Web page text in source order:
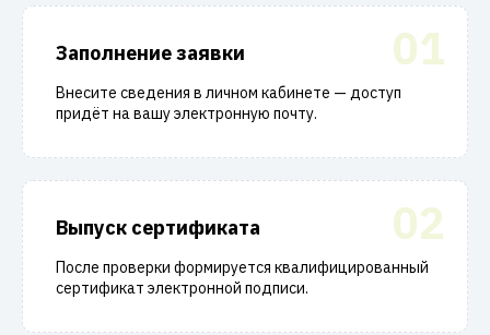
01
Заполнение заявки
Внесите сведения в личном кабинете — доступ
придёт на вашу электронную почту.
02
Выпуск сертификата
После проверки формируется квалифицированный
сертификат электронной подписи.